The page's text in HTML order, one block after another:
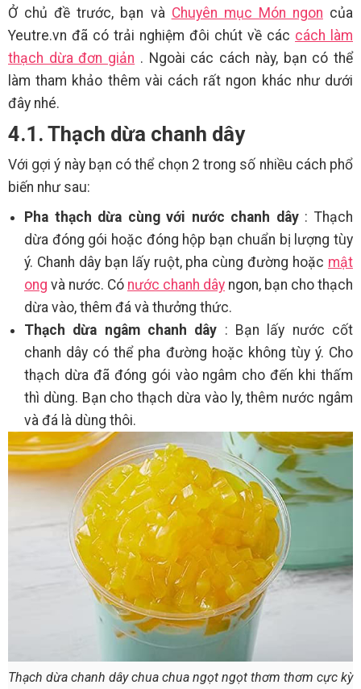
Ở chủ đề trước, bạn và Chuyên mục Món ngon của
Yeutre.vn đã có trải nghiệm đôi chút về các cách làm
thạch dừa đơn giản . Ngoài các cách này, bạn có thể
làm tham khảo thêm vài cách rất ngon khác như dưới
đây nhé.
4.1. Thạch dừa chanh dây
Với gợi ý này bạn có thể chọn 2 trong số nhiều cách phổ
biến như sau:
Pha thạch dừa cùng với nước chanh dây: Thạch
dừa đóng gói hoặc đóng hộp bạn chuẩn bị lượng tùy
ý. Chanh dây bạn lấy ruột, pha cùng đường hoặc mật
ong và nước. Có nước chanh dây ngon, bạn cho thạch
dừa vào, thêm đá và thưởng thức.
Thạch dừa ngâm chanh dây : Bạn lấy nước cốt
chanh dây có thể pha đường hoặc không tùy ý. Cho
thạch dừa đã đóng gói vào ngâm cho đến khi thấm
thì dùng. Bạn cho thạch dừa vào ly, thêm nước ngâm
và đá là dùng thôi.
Thạch dừa chanh dây chua chua ngọt ngọt thơm thơm cực kỳ